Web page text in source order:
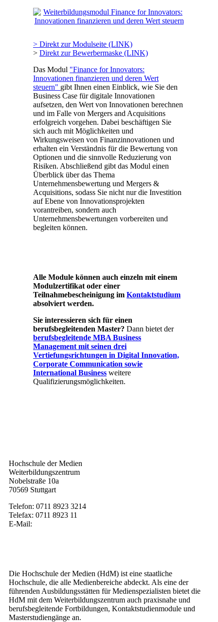
> Direkt zur Modulseite (LINK)
> Direkt zur Bewerbermaske (LINK)
Das Modul "Finance for Innovators:
Innovationen finanzieren und deren Wert
steuern" gibt Ihnen einen Einblick, wie Sie den
Business Case für digitale Innovationen
aufsetzen, den Wert von Innovationen berechnen
und im Falle von Mergers and Acquisitions
erfolgreich vorgehen. Dabei beschäftigen Sie
sich auch mit Möglichkeiten und
Wirkungsweisen von Finanzinnovationen und
erhalten ein Verständnis für die Bewertung von
Optionen und die sinnvolle Reduzierung von
Risiken. Abschließend gibt das Modul einen
Überblick über das Thema
Unternehmensbewertung und Mergers &
Acquisitions, sodass Sie nicht nur die Investition
auf Ebene von Innovationsprojekten
vorantreiben, sondern auch
Unternehmensbewertungen vorbereiten und
begleiten können.
Alle Module können auch einzeln mit einem
Modulzertifikat oder einer
Teilnahmebescheinigung im Kontaktstudium
absolviert werden.
Sie interessieren sich für einen
berufsbegleitenden Master? Dann bietet der
berufsbegleitende MBA Business
Management mit seinen drei
Vertiefungsrichtungen in Digital Innovation,
Corporate Communication sowie
International Business weitere
Qualifizierungsmöglichkeiten.
Hochschule der Medien
Weiterbildungszentrum
Nobelstraße 10a
70569 Stuttgart
Telefon: 0711 8923 3214
Telefax: 0711 8923 11
E-Mail:
Die Hochschule der Medien (HdM) ist eine staatliche
Hochschule, die alle Medienbereiche abdeckt. Als eine der
führenden Ausbildungsstätten für Medienspezialisten bietet die
HdM mit dem Weiterbildungszentrum auch praxisnahe und
berufsbegleitende Fortbildungen, Kontaktstudienmodule und
Masterstudiengänge an.